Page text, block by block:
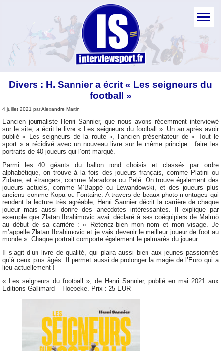
Divers : H. Sannier a écrit « Les seigneurs du
football »
4 juillet 2021 par Alexandre Martin
L’ancien journaliste Henri Sannier, que nous avons récemment interviewé
sur le site, a écrit le livre « Les seigneurs du football ». Un an après avoir
publié « Les seigneurs de la route », l’ancien présentateur de « Tout le
sport » a récidivé avec un nouveau livre sur le même principe : faire les
portraits de 40 joueurs qui l’ont marqué.
Parmi les 40 géants du ballon rond choisis et classés par ordre
alphabétique, on trouve à la fois des joueurs français, comme Platini ou
Zidane, et étrangers, comme Maradona ou Pelé. On trouve également des
joueurs actuels, comme M’Bappé ou Lewandowski, et des joueurs plus
anciens comme Kopa ou Fontaine. A travers de beaux photo-montages qui
rendent la lecture très agréable, Henri Sannier décrit la carrière de chaque
joueur mais aussi donne des anecdotes intéressantes. Il explique par
exemple que Zlatan Ibrahimovic avait déclaré à ses coéquipiers de Malmö
au début de sa carrière : « Retenez-bien mon nom et mon visage. Je
m’appelle Zlatan Ibrahimovic et je vais devenir le meilleur joueur de foot au
monde ». Chaque portrait comporte également le palmarès du joueur.
Il s’agit d’un livre de qualité, qui plaira aussi bien aux jeunes passionnés
qu’à ceux plus âgés. Il permet aussi de prolonger la magie de l’Euro qui a
lieu actuellement !
« Les seigneurs du football », de Henri Sannier, publié en mai 2021 aux
Editions Gallimard – Hoebeke. Prix : 25 EUR